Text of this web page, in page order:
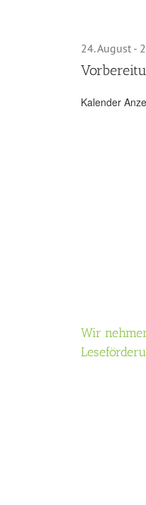
24. August-
Kalender
Wir